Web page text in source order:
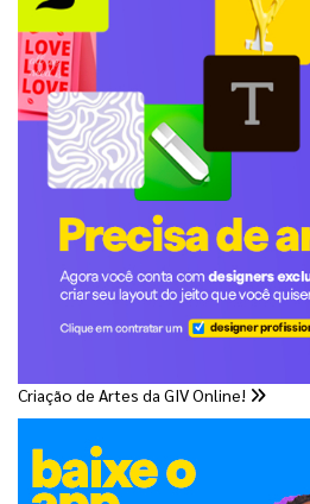
Criação de Artes da GIV Online!